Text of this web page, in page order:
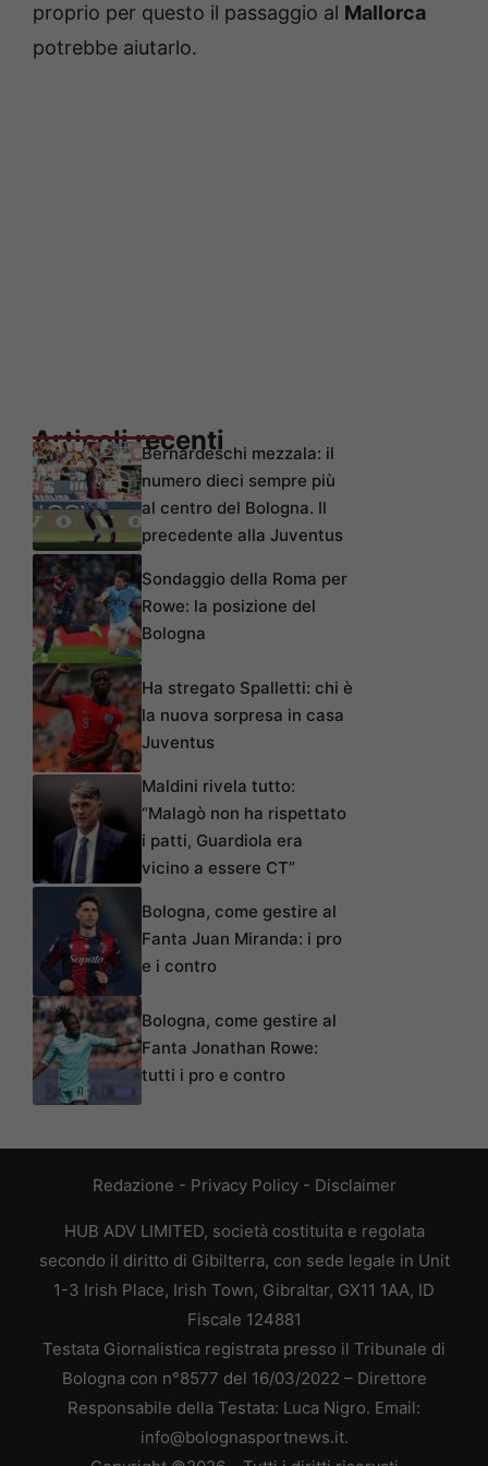
proprio per questo il passaggio al Mallorca
potrebbe aiutarlo.
Articoli recentiBernardeschi mezzala: il
numero dieci sempre più
al centro del Bologna. Il
precedente alla Juventus
Sondaggio della Roma per
Rowe: la posizione del
Bologna
Ha stregato Spalletti: chi è
la nuova sorpresa in casa
Juventus
Maldini rivela tutto:
“Malagò non ha rispettato
i patti, Guardiola era
vicino a essere CT”
Bologna, come gestire al
Fanta Juan Miranda: i pro
e i contro
Bologna, come gestire al
Fanta Jonathan Rowe:
tutti i pro e contro
Redazione - Privacy Policy- Disclaimer
HUB ADV LIMITED, società costituita e regolata
secondo il diritto di Gibilterra, con sede legale in Unit
1-3 Irish Place, Irish Town, Gibraltar, GX11 1AA, ID
Fiscale 124881
Testata Giornalistica registrata presso il Tribunale di
Bologna con n°8577 del 16/03/2022 – Direttore
Responsabile della Testata: Luca Nigro. Email:
info@bolognasportnews.it.